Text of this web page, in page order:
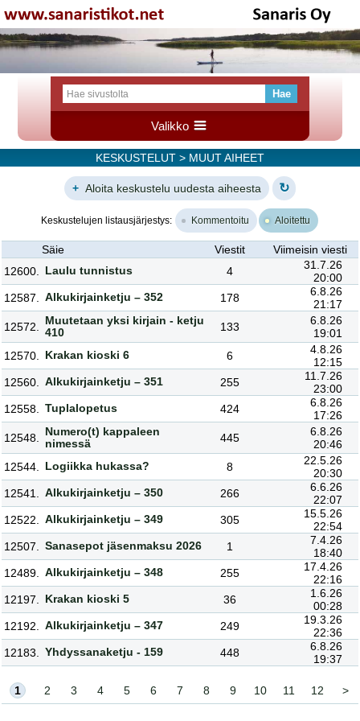
Valikko
KESKUSTELUT > MUUT AIHEET
+ Aloita keskustelu uudesta aiheesta ↻
Keskustelujen listausjärjestys: Kommentoitu Aloitettu
Säie Viestit
Viimeisin viesti
12600.
Laulu tunnistus 4
31.7.26
20:00
12587.
Alkukirjainketju – 352 178
6.8.26
21:17
12572.
Muutetaan yksi kirjain - ketju
410
133
6.8.26
19:01
12570.
Krakan kioski 6 6
4.8.26
12:15
12560.
Alkukirjainketju – 351 255
11.7.26
23:00
12558.
Tuplalopetus 424
6.8.26
17:26
12548.
Numero(t) kappaleen
nimessä
445
6.8.26
20:46
12544.
Logiikka hukassa? 8
22.5.26
20:30
12541.
Alkukirjainketju – 350 266
6.6.26
22:07
12522.
Alkukirjainketju – 349 305
15.5.26
22:54
12507.
Sanasepot jäsenmaksu 2026 1
7.4.26
18:40
12489.
Alkukirjainketju – 348 255
17.4.26
22:16
12197.
Krakan kioski 5 36
1.6.26
00:28
12192.
Alkukirjainketju – 347 249
19.3.26
22:36
12183.
Yhdyssanaketju - 159 448
6.8.26
19:37
1 2 3 4 5 6 7 8 9 10 11 12 >